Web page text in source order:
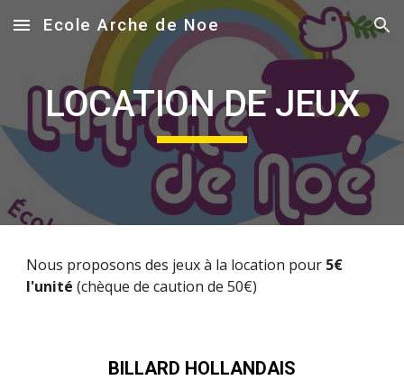
Skip to main content Skip to navigation
Ecole Arche de Noe
LOCATION DE JEUX
Nous proposons des jeux à la location pour 5€
l'unité (chèque de caution de 50€)
BILLARD HOLLANDAIS